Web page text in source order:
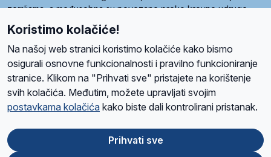
zemljama, a međusobna su povezane preko krovne udruge
Radio Maria). Svjetsku obitelj utemeljilo je sedam članica, među
kojima je i hrvatska Udruga Radio Marija.
O namaRadio ProgramVolonteriPrijateljiKontaktPravila privatnosti
Ova stranica je zaštićena Google reCAPTCHA sustavom
Koristimo kolačiće!
Na našoj web stranici koristimo kolačiće kako bismo
osigurali osnovne funkcionalnosti i pravilno funkcioniranje
stranice. Klikom na "Prihvati sve" pristajete na korištenje
svih kolačića. Međutim, možete upravljati svojim
postavkama kolačića kako biste dali kontrolirani pristanak.
Prihvati sve